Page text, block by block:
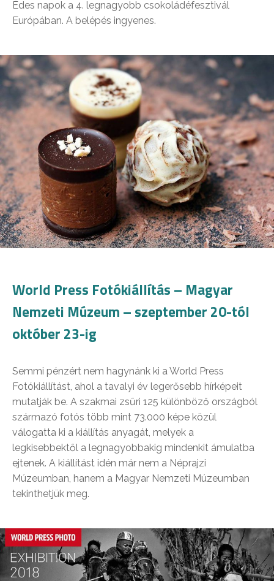
Édes napok a 4. legnagyobb csokoládéfesztivál
Európában. A belépés ingyenes.
World Press Fotókiállítás – Magyar
Nemzeti Múzeum – szeptember 20-tól
október 23-ig
Semmi pénzért nem hagynánk ki a World Press
Fotókiállítást, ahol a tavalyi év legerősebb hírképeit
mutatják be. A szakmai zsűri 125 különböző országból
származó fotós több mint 73.000 képe közül
válogatta ki a kiállítás anyagát, melyek a
legkisebbektől a legnagyobbakig mindenkit ámulatba
ejtenek. A kiállítást idén már nem a Néprajzi
Múzeumban, hanem a Magyar Nemzeti Múzeumban
tekinthetjük meg.